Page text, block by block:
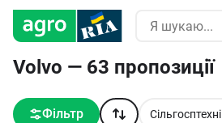
Volvo — 63 пропозиції
Фільтр